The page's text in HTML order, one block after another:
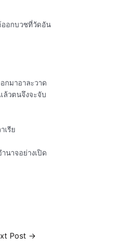
ออกบวชที่วัดอัน
กมาอาละวาด
ล้วตนจึงจะจับ
เรีย
นาจอย่างเปิด
Post →